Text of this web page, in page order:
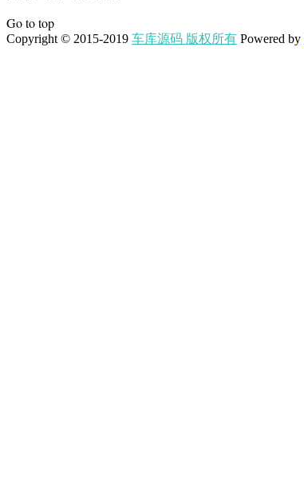
Go to top
Copyright © 2015-2019 车库源码 版权所有 Powered by